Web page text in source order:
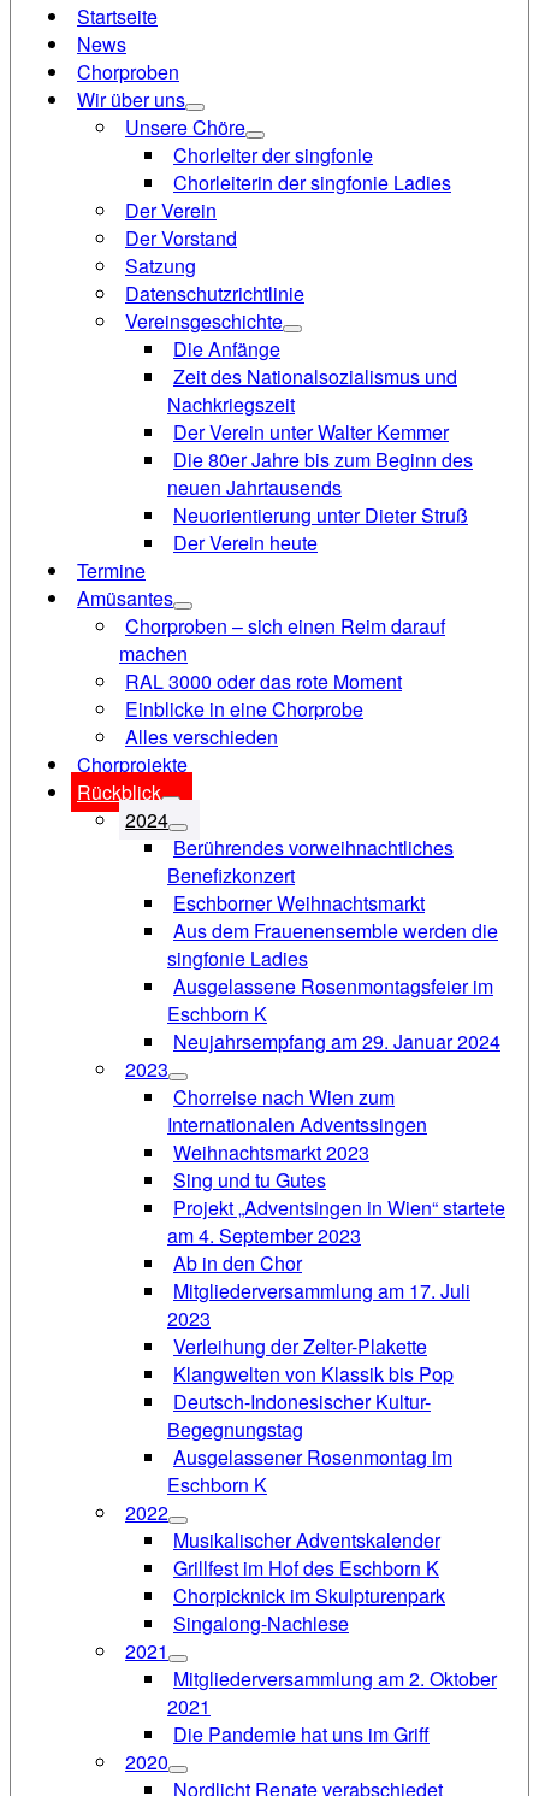
Startseite
News
Chorproben
Wir über uns
Unsere Chöre
Chorleiter der singfonie
Chorleiterin der singfonie Ladies
Der Verein
Der Vorstand
Satzung
Datenschutzrichtlinie
Vereinsgeschichte
Die Anfänge
Zeit des Nationalsozialismus und
Nachkriegszeit
Der Verein unter Walter Kemmer
Die 80er Jahre bis zum Beginn des
neuen Jahrtausends
Neuorientierung unter Dieter Struß
Der Verein heute
Termine
Amüsantes
Chorproben – sich einen Reim darauf
machen
RAL 3000 oder das rote Moment
Einblicke in eine Chorprobe
Alles verschieden
Chorprojekte
Rückblick
2024
Berührendes vorweihnachtliches
Benefizkonzert
Eschborner Weihnachtsmarkt
Aus dem Frauenensemble werden die
singfonie Ladies
Ausgelassene Rosenmontagsfeier im
Eschborn K
Neujahrsempfang am 29. Januar 2024
2023
Chorreise nach Wien zum
Internationalen Adventssingen
Weihnachtsmarkt 2023
Sing und tu Gutes
Projekt „Adventsingen in Wien“ startete
am 4. September 2023
Ab in den Chor
Mitgliederversammlung am 17. Juli
2023
Verleihung der Zelter-Plakette
Klangwelten von Klassik bis Pop
Deutsch-Indonesischer Kultur-
Begegnungstag
Ausgelassener Rosenmontag im
Eschborn K
2022
Musikalischer Adventskalender
Grillfest im Hof des Eschborn K
Chorpicknick im Skulpturenpark
Singalong-Nachlese
2021
Mitgliederversammlung am 2. Oktober
2021
Die Pandemie hat uns im Griff
2020
Nordlicht Renate verabschiedet